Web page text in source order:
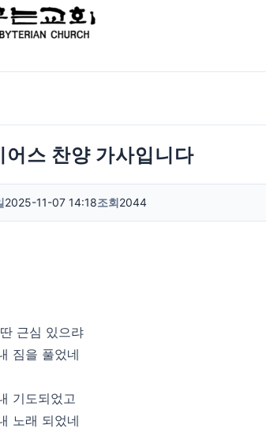
스 찬양 가사입니다
2025-11-07 14:18조회2044
근심 있으랴
짐을 풀었네
기도되었고
노래 되었네